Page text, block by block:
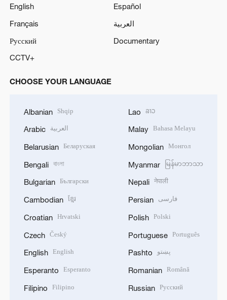
English
Español
Français
العربية
Русский
Documentary
CCTV+
CHOOSE YOUR LANGUAGE
Albanian Shqip
Arabic العربية
Belarusian Беларуская
Bengali বাংলা
Bulgarian Български
Cambodian ខ្មែរ
Croatian Hrvatski
Czech Český
English English
Esperanto Esperanto
Filipino Filipino
Lao ລາວ
Malay Bahasa Melayu
Mongolian Монгол
Myanmar မြန်မာဘာသာ
Nepali नेपाली
Persian فارسی
Polish Polski
Portuguese Português
Pashto پښتو
Romanian Română
Russian Русский